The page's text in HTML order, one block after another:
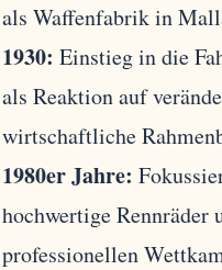
als Waffenfabrik in
1930: Einstieg in die
als Reaktion auf
wirtschaftliche
1980er Jahre:
hochwertige Rennräder
professionellen